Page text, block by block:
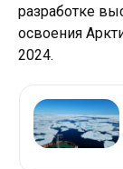
разработке
освоения
2024.